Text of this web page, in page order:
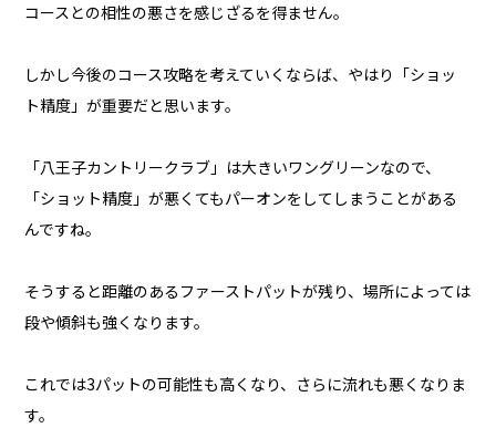
コースとの相性の悪さを感じざるを得ません。
しかし今後のコース攻略を考えていくならば、やはり「ショッ
ト精度」が重要だと思います。
「八王子カントリークラブ」は大きいワングリーンなので、
「ショット精度」が悪くてもパーオンをしてしまうことがある
んですね。
そうすると距離のあるファーストパットが残り、場所によっては
段や傾斜も強くなります。
これでは3パットの可能性も高くなり、さらに流れも悪くなりま
す。